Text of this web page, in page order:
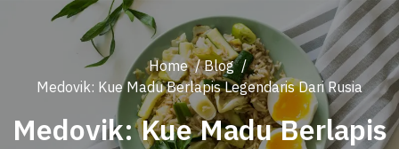
Home/Blog/
Medovik: Kue Madu Berlapis Legendaris Dari Rusia
Medovik: Kue Madu Berlapis